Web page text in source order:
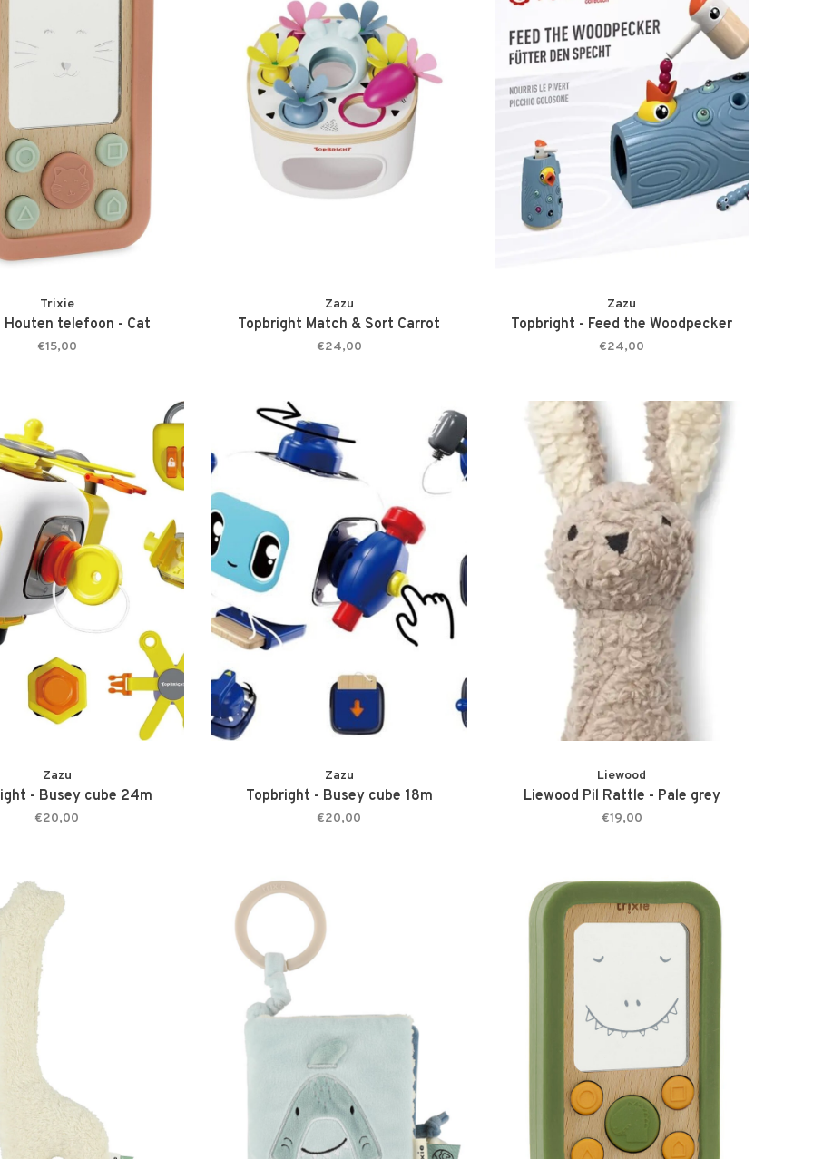
Trixie
Houten telefoon - Cat
€15,00
Zazu
Topbright Match & Sort Carrot
€24,00
Zazu
Topbright - Feed the Woodpecker
€24,00
Zazu
- Busey cube 24m
€20,00
Zazu
Topbright - Busey cube 18m
€20,00
Liewood
Liewood Pil Rattle - Pale grey
€19,00